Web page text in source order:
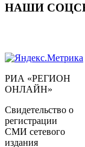
НАШИ
РИА «РЕГИОН
ОНЛАЙН»
Свидетельство о
регистрации
СМИ сетевого
издания